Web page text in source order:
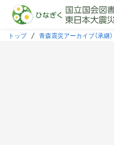
本文に飛ぶ
トップ 青森震災アーカイブ（承継）